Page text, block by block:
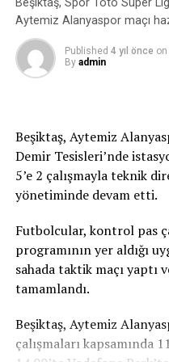
Kalelioğlu, Rezan
Yedek: İbrahim Reha
Gazi Tanrıverdi, Mehmet
Asil: Özcan Çetin Soy,
Yalçındağ, Ahmet Aslan,
Mafa, Dorukhan Acar,
Yedek: Esen Sirel Ongun,
Günhan Aksoy, Kerim
başarıları getireceğiz.”
Bahar Oktay: Emre’nin
Kazan’daki Avrupa
daha büyük başarılara
Bahar Oktay, esas
başarıyı yakalamak
“Geçtiğimiz hafta
Kısa Kulvar Yüzme
asıl hedefimiz aralık
Şampiyonası. Avrupa
çıktık. Emre güzel bir
oldu. Dünya
Beşiktaş, Spor Toto Süper
Aytemiz Alanyaspor maçı
Published 4 yıl önce on
By admin
Beşiktaş, Aytemiz
Demir Tesisleri’nde
5’e 2 çalışmayla teknik
yönetiminde devam etti.
Futbolcular, kontrol pas
programının yer aldığı
sahada taktik maçı yaptı
tamamlandı.
Beşiktaş, Aytemiz
çalışmaları kapsamında